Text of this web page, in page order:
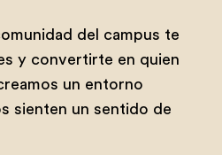
del campus te
y convertirte en quien
un entorno
sienten un sentido de